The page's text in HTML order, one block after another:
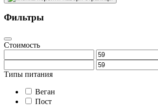
Фильтры
Стоимость
Типы питания
Веган
Пост